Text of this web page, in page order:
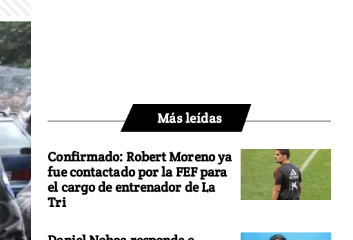
Más leídas
Confirmado: Robert Moreno ya
fue contactado por la FEF para
el cargo de entrenador de La
Tri